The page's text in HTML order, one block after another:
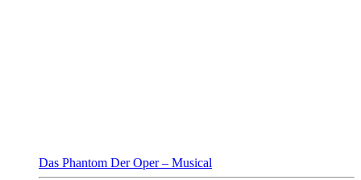
Das Phantom Der Oper – Musical